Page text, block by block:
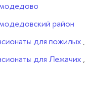
район
для пожилых
для Лежачих